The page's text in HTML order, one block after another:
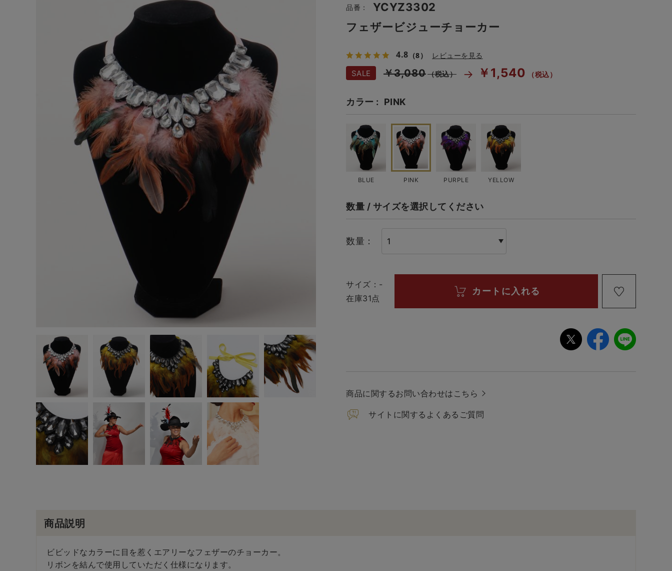
品番：
YCYZ3302
フェザービジューチョーカー
4.8 （8）
レビューを見る
SALE
￥3,080（税込） ￥1,540 （税込）
カラー PINK
BLUE PINK PURPLE YELLOW
数量 / サイズを選択してください
数量：
サイズ：-
在庫31点
商品に関するお問い合わせはこちら
サイトに関するよくあるご質問
商品説明
ビビッドなカラーに目を惹くエアリーなフェザーのチョーカー。
リボンを結んで使用していただく仕様になります。